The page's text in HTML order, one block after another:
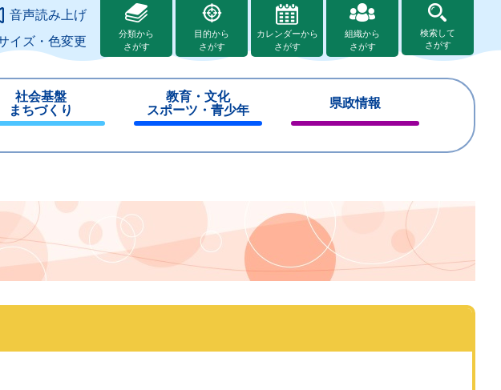
へ
音声読み上げ
イズ・色変更
分類から
さがす
目的から
さがす
カレンダーから
さがす
組織から
さがす
検索して
さがす
社会基盤
まちづくり
教育・文化
スポーツ・青少年
じ
県政情報
じ